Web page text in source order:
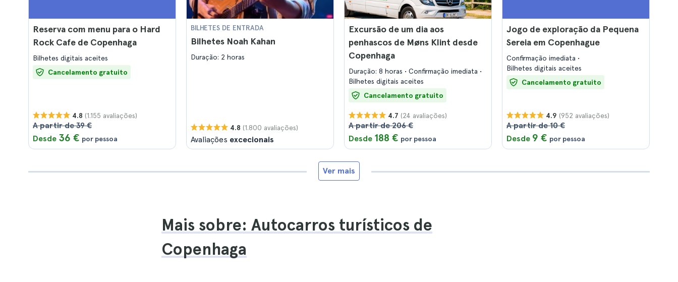
Reserva com menu para o Hard
Rock Cafe de Copenhaga
Bilhetes digitais aceites
Cancelamento gratuito
4.8 (1.155 avaliações)
A partir de 39 €
Desde 36 € por pessoa
BILHETES DE ENTRADA
Bilhetes Noah Kahan
Duração: 2 horas
4.8 (1.800 avaliações)
Avaliações excecionais
Excursão de um dia aos
penhascos de Møns Klint desde
Copenhaga
Duração: 8 horas
Confirmação imediata
Bilhetes digitais aceites
Cancelamento gratuito
4.7 (24 avaliações)
A partir de 206 €
Desde 188 € por pessoa
Jogo de exploração da Pequena
Sereia em Copenhague
Confirmação imediata
Bilhetes digitais aceites
Cancelamento gratuito
4.9 (952 avaliações)
A partir de 10 €
Desde 9 € por pessoa
Ver mais
Mais sobre: Autocarros turísticos de
Copenhaga